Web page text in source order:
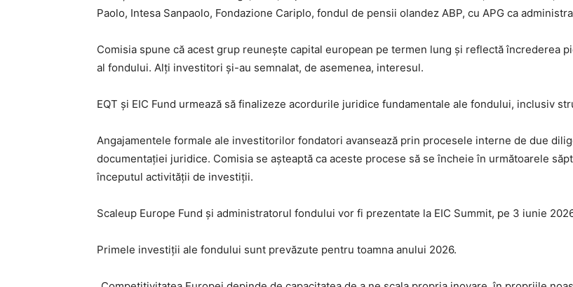
Paolo, Intesa Sanpaolo, Fondazione Cariplo, fondul de pensii olandez ABP, cu APG ca
Comisia spune că acest grup reunește capital european pe termen lung și reflectă încrederea
al fondului. Alți investitori și-au semnalat, de asemenea, interesul.
EQT și EIC Fund urmează să finalizeze acordurile juridice fundamentale ale fondului, inclusiv
Angajamentele formale ale investitorilor fondatori avansează prin procesele interne de due
documentației juridice. Comisia se așteaptă ca aceste procese să se încheie în următoarele
începutul activității de investiții.
Scaleup Europe Fund și administratorul fondului vor fi prezentate la EIC Summit, pe 3 iunie
Primele investiții ale fondului sunt prevăzute pentru toamna anului 2026.